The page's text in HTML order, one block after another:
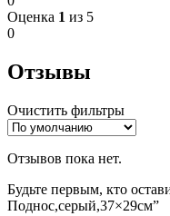
Оценка 1 из 5
0
Отзывы
Очистить фильтры
Отзывов пока нет.
Будьте первым, кто
Поднос,серый,37×29см”